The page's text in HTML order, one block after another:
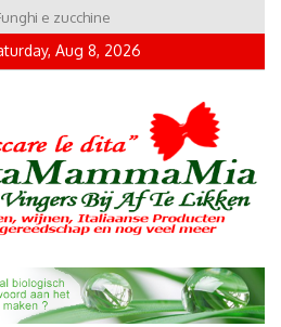
e zucchine
Aug 8, 2026
bij af te likken